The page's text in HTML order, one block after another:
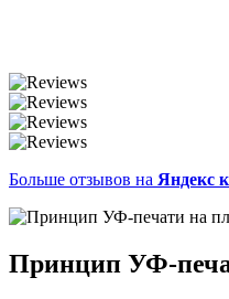
Больше отзывов на Яндекс
Принцип УФ-